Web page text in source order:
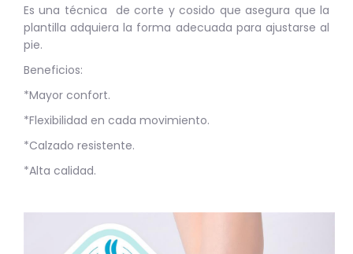
Es una técnica de corte y cosido que asegura que la
plantilla adquiera la forma adecuada para ajustarse al
pie.
Beneficios:
*Mayor confort.
*Flexibilidad en cada movimiento.
*Calzado resistente.
*Alta calidad.